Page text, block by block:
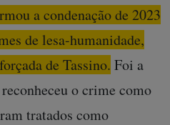
a condenação de 2023
de lesa-humanidade,
de Tassino. Foi a
o crime como
tratados como